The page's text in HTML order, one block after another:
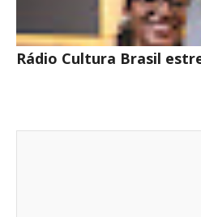
Rádio Cultura Brasil